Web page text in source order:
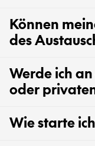
Können
des
Werde ich
oder
Wie starte